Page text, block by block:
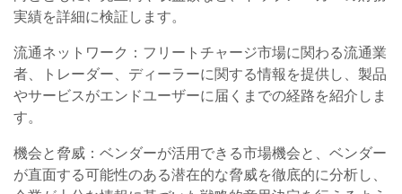
実績を詳細に検証します。
流通ネットワーク：フリートチャージ市場に関わる流通業
者、トレーダー、ディーラーに関する情報を提供し、製品
やサービスがエンドユーザーに届くまでの経路を紹介しま
す。
機会と脅威：ベンダーが活用できる市場機会と、ベンダー
が直面する可能性のある潜在的な脅威を徹底的に分析し、